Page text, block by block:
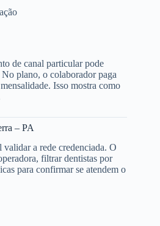
de canal particular pode
plano, o colaborador paga
Isso mostra como
– PA
validar a rede credenciada. O
filtrar dentistas por
para confirmar se atendem o